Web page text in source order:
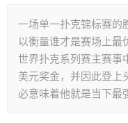
一场单一扑克锦标赛的
以衡量谁才是赛场上最
世界扑克系列赛主赛事
美元奖金，并因此登上
必意味着他就是当下最